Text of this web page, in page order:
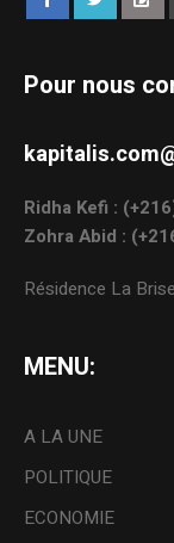
Pour nous
Ridha Kefi :
Zohra Abid :
Résidence La
MENU:
A LA UNE
POLITIQUE
ECONOMIE